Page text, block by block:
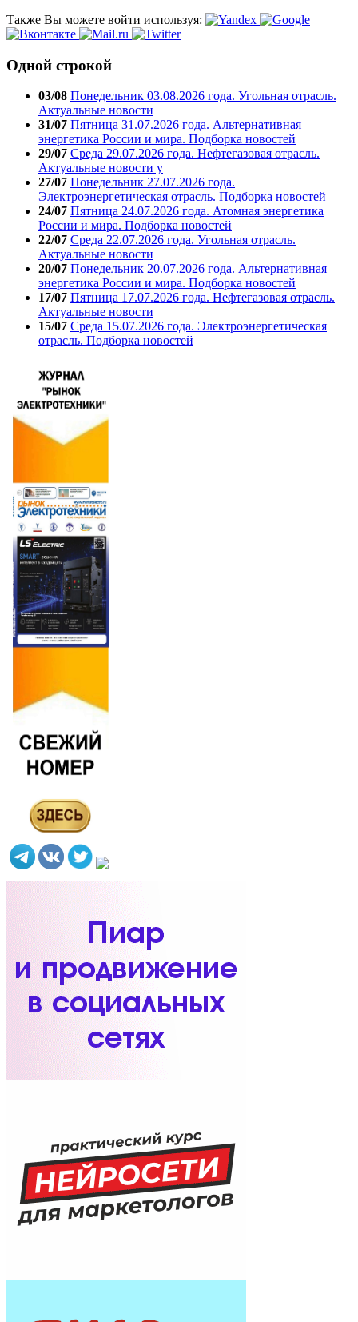
Также Вы можете войти используя:
Одной строкой
03/08 Понедельник 03.08.2026 года. Угольная отрасль.
Актуальные новости
31/07 Пятница 31.07.2026 года. Альтернативная
энергетика России и мира. Подборка новостей
29/07 Среда 29.07.2026 года. Нефтегазовая отрасль.
Актуальные новости у
27/07 Понедельник 27.07.2026 года.
Электроэнергетическая отрасль. Подборка новостей
24/07 Пятница 24.07.2026 года. Атомная энергетика
России и мира. Подборка новостей
22/07 Среда 22.07.2026 года. Угольная отрасль.
Актуальные новости
20/07 Понедельник 20.07.2026 года. Альтернативная
энергетика России и мира. Подборка новостей
17/07 Пятница 17.07.2026 года. Нефтегазовая отрасль.
Актуальные новости
15/07 Среда 15.07.2026 года. Электроэнергетическая
отрасль. Подборка новостей